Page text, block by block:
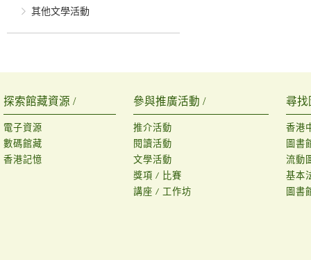
其他文學活動
探索館藏資源 /
電子資源
數碼館藏
香港記憶
參與推廣活動 /
推介活動
閱讀活動
文學活動
獎項 / 比賽
講座 / 工作坊
尋找
香港
圖書
流動
基本
圖書